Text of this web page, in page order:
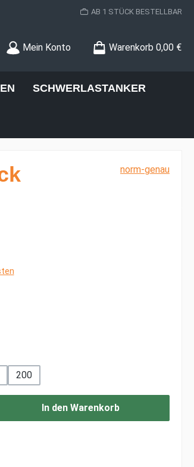
AB 1 STÜCK BESTELLBAR
Mein Konto Warenkorb 0,00 €
SCHWERLASTANKER
norm-genau
200
In den Warenkorb